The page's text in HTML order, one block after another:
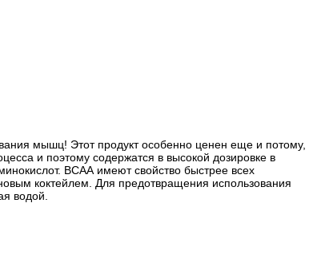
мышц! Этот продукт особенно ценен еще и потому,
и поэтому содержатся в высокой дозировке в
ВСАА имеют свойство быстрее всех
коктейлем. Для предотвращения использования
водой.